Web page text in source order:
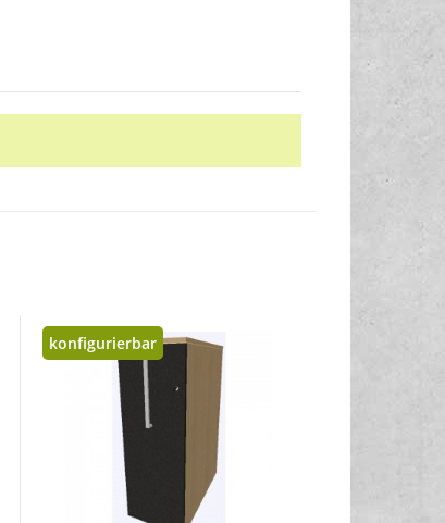
konfigurierbar